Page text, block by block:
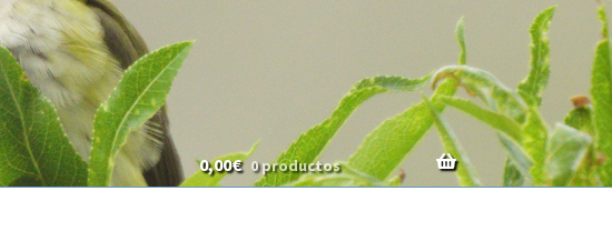
0,00€ 0 productos